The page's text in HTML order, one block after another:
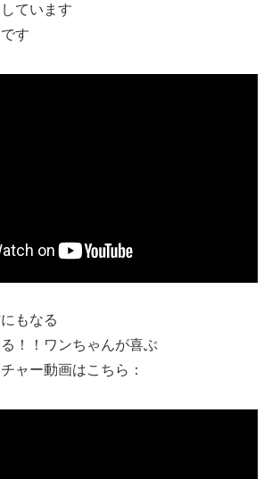
ています
す
もなる
！！ワンちゃんが喜ぶ
ャー動画はこちら：